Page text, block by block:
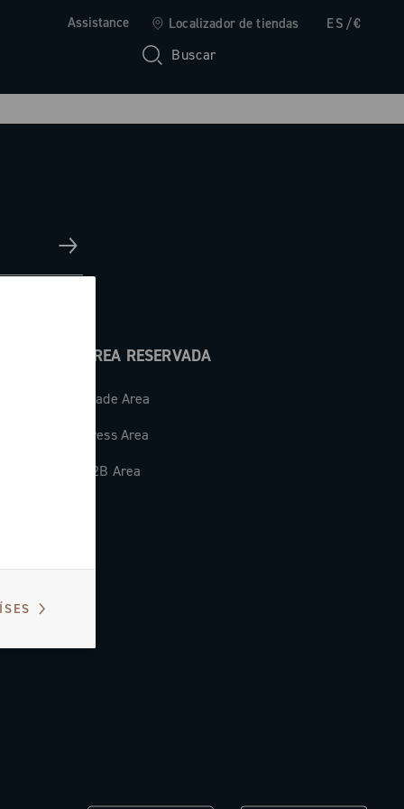
Assistance Localizador de tiendas ES/€
Buscar
ÁREA RESERVADA
Trade Area
Press Area
B2B Area